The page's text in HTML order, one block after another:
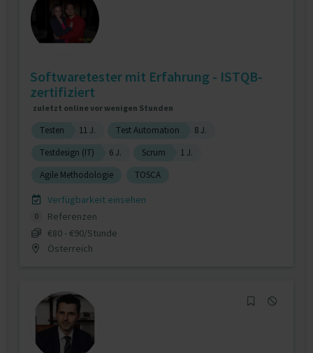
Softwaretester mit Erfahrung - ISTQB-
zertifiziert
zuletzt online vor wenigen Stunden
Testen 11 J. Test Automation
8 J.
Testdesign (IT)
6 J. Scrum
1 J.
Agile Methodologie
TOSCA
Verfügbarkeit einsehen
0
Referenzen
€80 - €90/Stunde
Österreich